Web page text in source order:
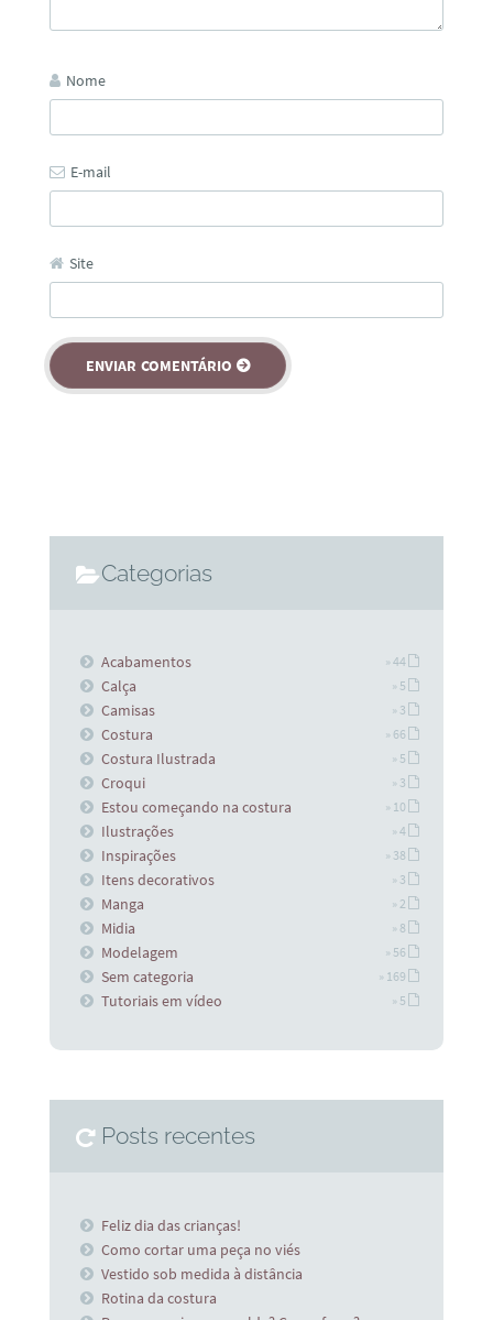
Nome
E-mail
Site
Categorias
Acabamentos » 44
Calça » 5
Camisas » 3
Costura » 66
Costura Ilustrada » 5
Croqui » 3
Estou começando na costura » 10
Ilustrações » 4
Inspirações » 38
Itens decorativos » 3
Manga » 2
Midia » 8
Modelagem » 56
Sem categoria » 169
Tutoriais em vídeo » 5
Posts recentes
Feliz dia das crianças!
Como cortar uma peça no viés
Vestido sob medida à distância
Rotina da costura